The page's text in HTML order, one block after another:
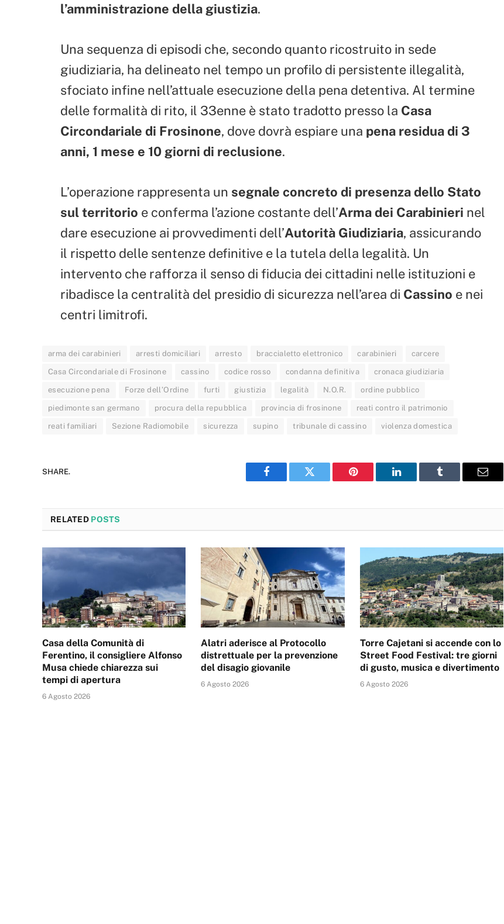
l’amministrazione della giustizia.
Una sequenza di episodi che, secondo quanto ricostruito in sede
giudiziaria, ha delineato nel tempo un profilo di persistente illegalità,
sfociato infine nell’attuale esecuzione della pena detentiva. Al termine
delle formalità di rito, il 33enne è stato tradotto presso la Casa
Circondariale di Frosinone, dove dovrà espiare una pena residua di 3
anni, 1 mese e 10 giorni di reclusione.
L’operazione rappresenta un segnale concreto di presenza dello Stato
sul territorio e conferma l’azione costante dell’Arma dei Carabinieri nel
dare esecuzione ai provvedimenti dell’Autorità Giudiziaria, assicurando
il rispetto delle sentenze definitive e la tutela della legalità. Un
intervento che rafforza il senso di fiducia dei cittadini nelle istituzioni e
ribadisce la centralità del presidio di sicurezza nell’area di Cassino e nei
centri limitrofi.
arma dei carabinieri arresti domiciliari arresto braccialetto elettronico carabinieri carcere
Casa Circondariale di Frosinone cassino codice rosso condanna definitiva cronaca giudiziaria
esecuzione pena Forze dell’Ordine furti giustizia legalità N.O.R. ordine pubblico
piedimonte san germano procura della repubblica provincia di frosinone reati contro il patrimonio
reati familiari Sezione Radiomobile sicurezza supino tribunale di cassino violenza domestica
SHARE.
Facebook Twitter Pinterest LinkedIn Tumblr Email
RELATED POSTS
Casa della Comunità di
Ferentino, il consigliere Alfonso
Musa chiede chiarezza sui
tempi di apertura
6 Agosto 2026
Alatri aderisce al Protocollo
distrettuale per la prevenzione
del disagio giovanile
6 Agosto 2026
Torre Cajetani si accende con lo
Street Food Festival: tre giorni
di gusto, musica e divertimento
6 Agosto 2026